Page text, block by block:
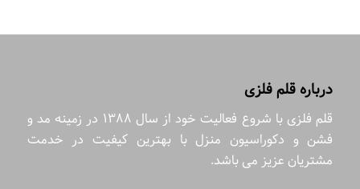
درباره قلم فلزی
قلم فلزی با شروع فعالیت خود از سال 1388 در زمینه مد و
فشن و دکوراسیون منزل با بهترین کیفیت در خدمت
مشتریان عزیز می باشد.